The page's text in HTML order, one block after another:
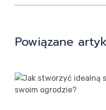
Powiązane